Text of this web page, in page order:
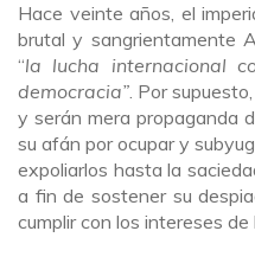
Hace veinte años, el
brutal y sangrientamente
“la lucha internacional
democracia”. Por
y serán mera propaganda
su afán por ocupar y
expoliarlos hasta la
a fin de sostener su
cumplir con los intereses